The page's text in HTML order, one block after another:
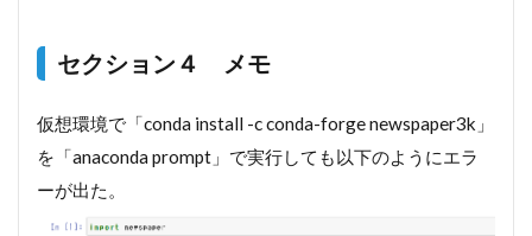
api-
win-
path-
|1-1-
がな
いた
セクション４ メモ
仮想環境で「conda install -c conda-forge newspaper3k」
を「anaconda prompt」で実行しても以下のようにエラ
ーが出た。